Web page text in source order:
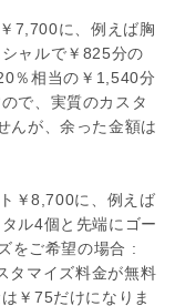
7,700に、例えば胸
ャルで￥825分の
％相当の￥1,540分
で、実質のカスタ
んが、余った金額は
￥8,700に、例えば
ル4個と先端にゴー
をご希望の場合 :
タマイズ料金が無料
￥75だけになりま